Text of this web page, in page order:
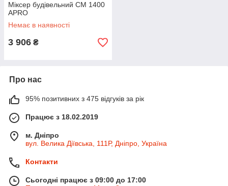
Міксер будівельний CM 1400
APRO
Немає в наявності
3 906 ₴
Про нас
95% позитивних з 475 відгуків за рік
Працює з 18.02.2019
м. Дніпро
вул. Велика Діївська, 111Р, Дніпро, Україна
Контакти
Сьогодні працює з 09:00 до 17:00